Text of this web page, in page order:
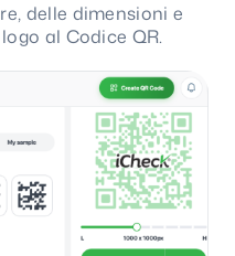
delle dimensioni e
al Codice QR.